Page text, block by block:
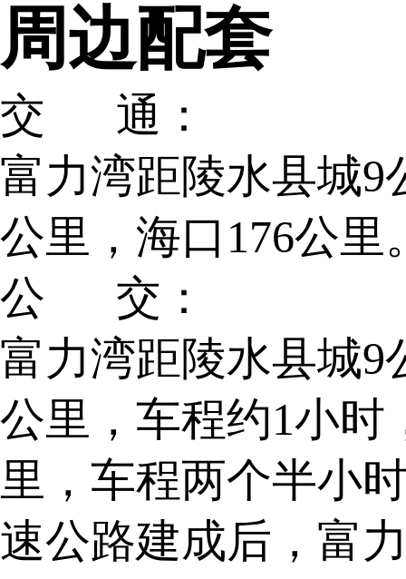
周边配套
交 通：
富力湾距陵水县城9
公里，海口176公里
公 交：
富力湾距陵水县城9
公里，车程约1小时
里，车程两个半小
速公路建成后，富